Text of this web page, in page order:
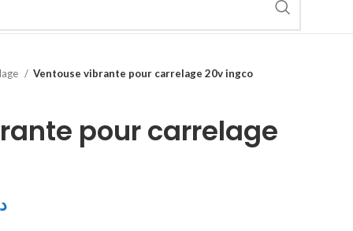
Ventouse vibrante pour carrelage 20v ingco
pour carrelage